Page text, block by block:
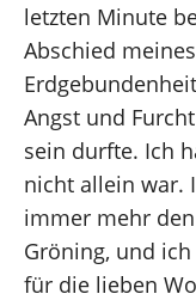
letzten Minute
Abschied
Angst und
sein durfte. Ich
nicht allein war.
immer mehr
Gröning, und
für die lieben